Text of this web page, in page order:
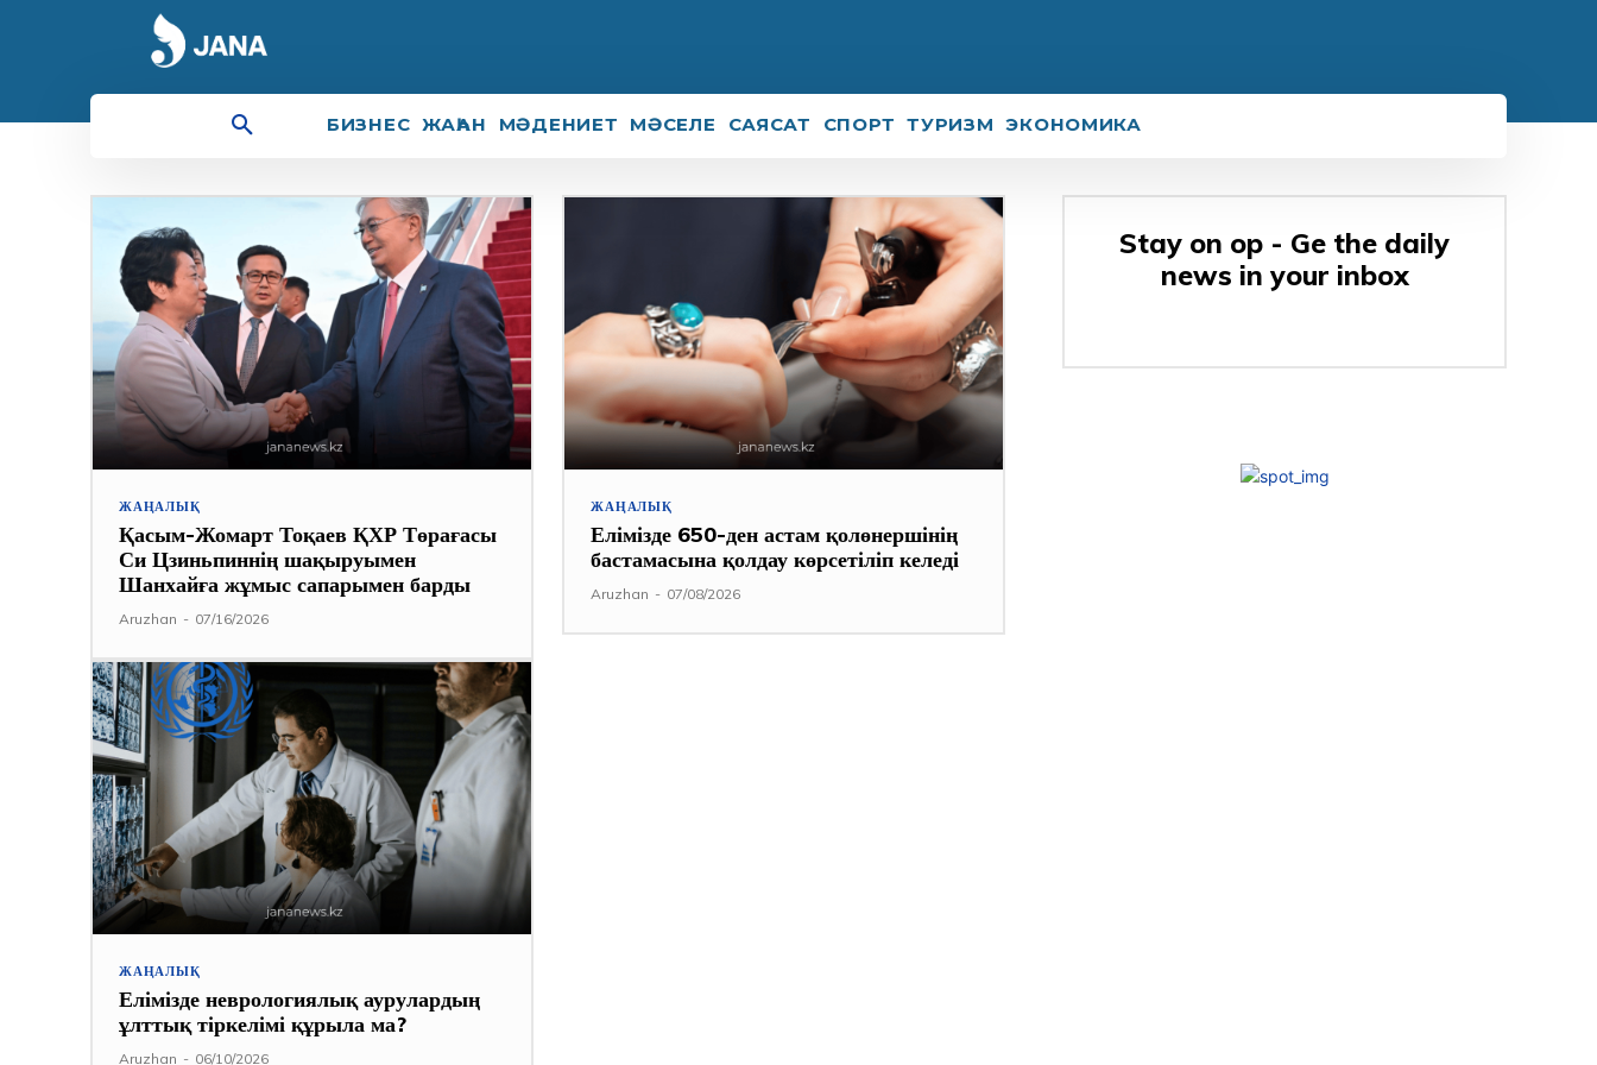
БИЗНЕС ЖАҺАН МӘДЕНИЕТ МӘСЕЛЕ САЯСАТ СПОРТ ТУРИЗМ ЭКОНОМИКА
Дүниежүзі
ЖАҢАЛЫҚ
Қасым-Жомарт Тоқаев ҚХР Төрағасы
Си Цзиньпиннің шақыруымен
Шанхайға жұмыс сапарымен барды
Aruzhan - 07/16/2026
ЖАҢАЛЫҚ
Елімізде 650-ден астам қолөнершінің
бастамасына қолдау көрсетіліп келеді
Aruzhan - 07/08/2026
ЖАҢАЛЫҚ
Елімізде неврологиялық аурулардың
ұлттық тіркелімі құрыла ма?
Aruzhan - 06/10/2026
Stay on op - Ge the daily
news in your inbox